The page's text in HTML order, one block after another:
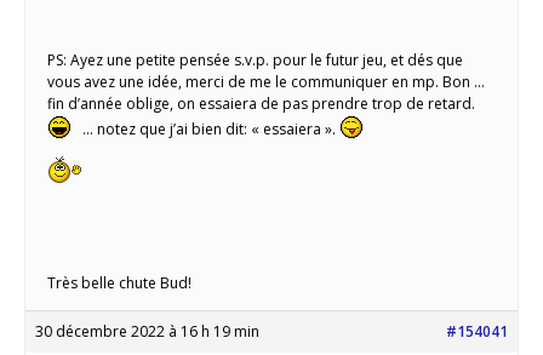
PS: Ayez une petite pensée s.v.p. pour le futur jeu, et dés que
vous avez une idée, merci de me le communiquer en mp. Bon …
fin d’année oblige, on essaiera de pas prendre trop de retard.
… notez que j’ai bien dit: « essaiera ».
Très belle chute Bud!
30 décembre 2022 à 16 h 19 min #154041